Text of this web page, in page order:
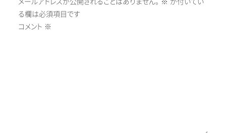
る欄は必須項目です
コメント ※